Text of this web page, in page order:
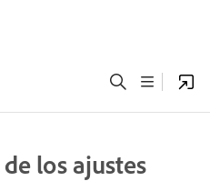
los ajustes